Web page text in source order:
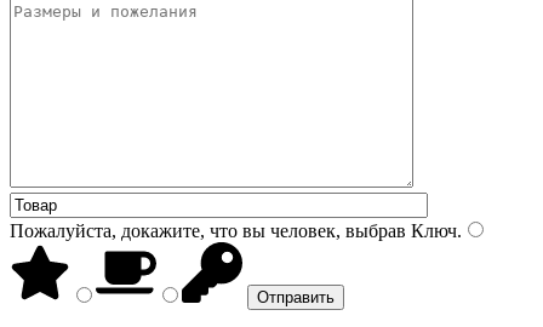
Пожалуйста, докажите, что вы человек, выбрав Ключ.